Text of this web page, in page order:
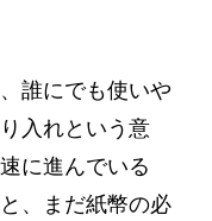
誰にでも使いや
入れという意
に進んでいる
、まだ紙幣の必